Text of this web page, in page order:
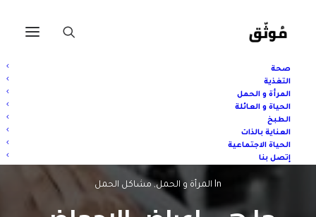
صحة
التغذية
المرأة و الحمل
الحياة و العائلة
الطبخ
العناية بالذات
الحياة الاجتماعية
إتصل بنا
In المرأة و الحمل,مشاكل الحمل